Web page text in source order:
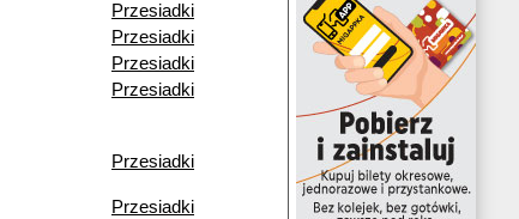
Przesiadki
Przesiadki
Przesiadki
Przesiadki
Przesiadki
Przesiadki